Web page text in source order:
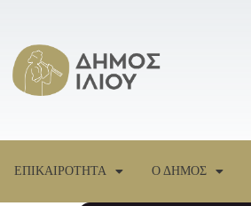
ΕΠΙΚΑΙΡΟΤΗΤΑ Ο ΔΗΜΟΣ